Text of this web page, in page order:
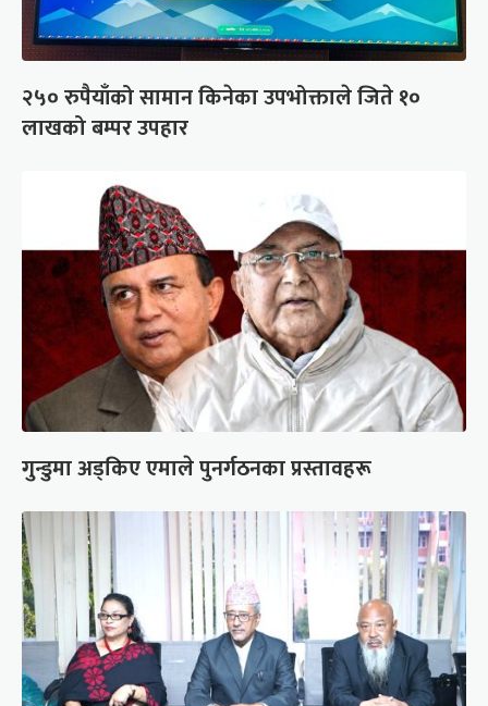
२५० रुपैयाँको सामान किनेका उपभोक्ताले जिते १०
लाखको बम्पर उपहार
गुन्डुमा अड्किए एमाले पुनर्गठनका प्रस्तावहरू